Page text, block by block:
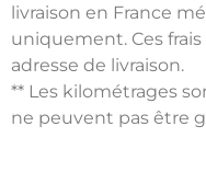
livraison en France
uniquement. Ces
adresse de livraison.
** Les kilométrages
ne peuvent pas être